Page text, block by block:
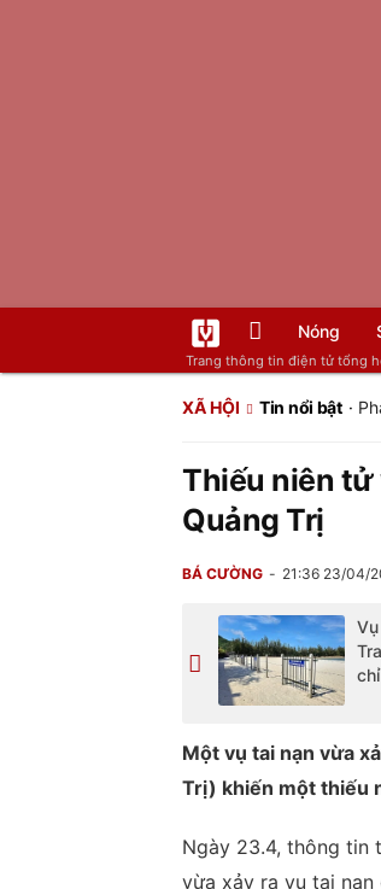
Trang thông tin điện tử tổng
Nóng
XÃ HỘI Tin nổi bật ·
Thiếu niên tử
Quảng Trị
BÁ CƯỜNG 21:36 23/04/
Một vụ tai nạn vừa
Trị) khiến một thiếu
Ngày 23.4, thông tin
vừa xảy ra vụ tai